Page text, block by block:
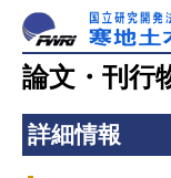
論文・刊行
詳細情報